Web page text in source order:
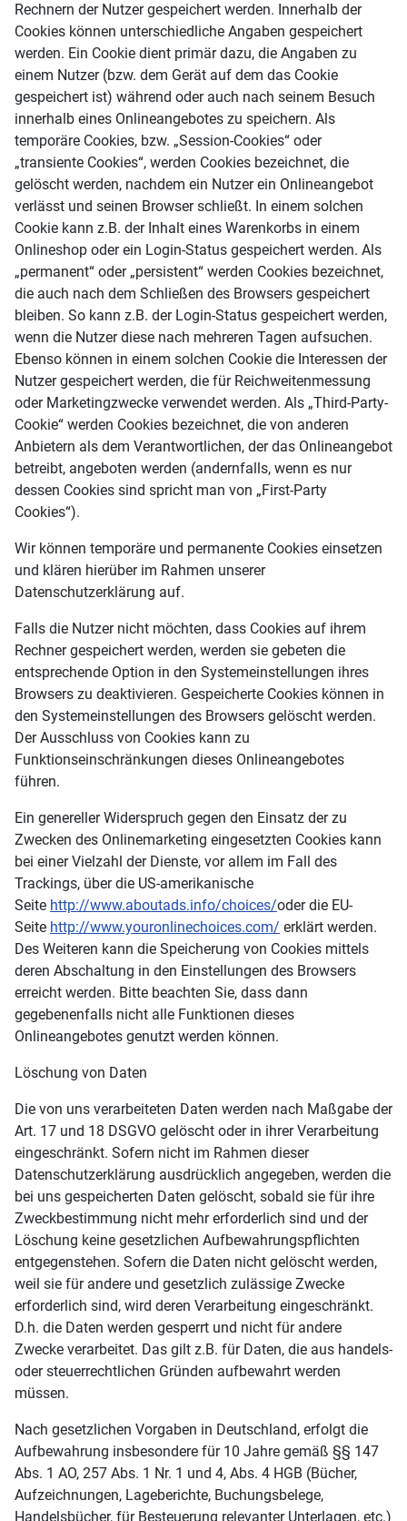
Rechnern der Nutzer gespeichert werden. Innerhalb der
Cookies können unterschiedliche Angaben gespeichert
werden. Ein Cookie dient primär dazu, die Angaben zu
einem Nutzer (bzw. dem Gerät auf dem das Cookie
gespeichert ist) während oder auch nach seinem Besuch
innerhalb eines Onlineangebotes zu speichern. Als
temporäre Cookies, bzw. „Session-Cookies“ oder
„transiente Cookies“, werden Cookies bezeichnet, die
gelöscht werden, nachdem ein Nutzer ein Onlineangebot
verlässt und seinen Browser schließt. In einem solchen
Cookie kann z.B. der Inhalt eines Warenkorbs in einem
Onlineshop oder ein Login-Status gespeichert werden. Als
„permanent“ oder „persistent“ werden Cookies bezeichnet,
die auch nach dem Schließen des Browsers gespeichert
bleiben. So kann z.B. der Login-Status gespeichert werden,
wenn die Nutzer diese nach mehreren Tagen aufsuchen.
Ebenso können in einem solchen Cookie die Interessen der
Nutzer gespeichert werden, die für Reichweitenmessung
oder Marketingzwecke verwendet werden. Als „Third-Party-
Cookie“ werden Cookies bezeichnet, die von anderen
Anbietern als dem Verantwortlichen, der das Onlineangebot
betreibt, angeboten werden (andernfalls, wenn es nur
dessen Cookies sind spricht man von „First-Party
Cookies“).
Wir können temporäre und permanente Cookies einsetzen
und klären hierüber im Rahmen unserer
Datenschutzerklärung auf.
Falls die Nutzer nicht möchten, dass Cookies auf ihrem
Rechner gespeichert werden, werden sie gebeten die
entsprechende Option in den Systemeinstellungen ihres
Browsers zu deaktivieren. Gespeicherte Cookies können in
den Systemeinstellungen des Browsers gelöscht werden.
Der Ausschluss von Cookies kann zu
Funktionseinschränkungen dieses Onlineangebotes
führen.
Ein genereller Widerspruch gegen den Einsatz der zu
Zwecken des Onlinemarketing eingesetzten Cookies kann
bei einer Vielzahl der Dienste, vor allem im Fall des
Trackings, über die US-amerikanische
Seite http://www.aboutads.info/choices/oder die EU-
Seite http://www.youronlinechoices.com/ erklärt werden.
Des Weiteren kann die Speicherung von Cookies mittels
deren Abschaltung in den Einstellungen des Browsers
erreicht werden. Bitte beachten Sie, dass dann
gegebenenfalls nicht alle Funktionen dieses
Onlineangebotes genutzt werden können.
Löschung von Daten
Die von uns verarbeiteten Daten werden nach Maßgabe der
Art. 17 und 18 DSGVO gelöscht oder in ihrer Verarbeitung
eingeschränkt. Sofern nicht im Rahmen dieser
Datenschutzerklärung ausdrücklich angegeben, werden die
bei uns gespeicherten Daten gelöscht, sobald sie für ihre
Zweckbestimmung nicht mehr erforderlich sind und der
Löschung keine gesetzlichen Aufbewahrungspflichten
entgegenstehen. Sofern die Daten nicht gelöscht werden,
weil sie für andere und gesetzlich zulässige Zwecke
erforderlich sind, wird deren Verarbeitung eingeschränkt.
D.h. die Daten werden gesperrt und nicht für andere
Zwecke verarbeitet. Das gilt z.B. für Daten, die aus handels-
oder steuerrechtlichen Gründen aufbewahrt werden
müssen.
Nach gesetzlichen Vorgaben in Deutschland, erfolgt die
Aufbewahrung insbesondere für 10 Jahre gemäß §§ 147
Abs. 1 AO, 257 Abs. 1 Nr. 1 und 4, Abs. 4 HGB (Bücher,
Aufzeichnungen, Lageberichte, Buchungsbelege,
Handelsbücher, für Besteuerung relevanter Unterlagen, etc.)